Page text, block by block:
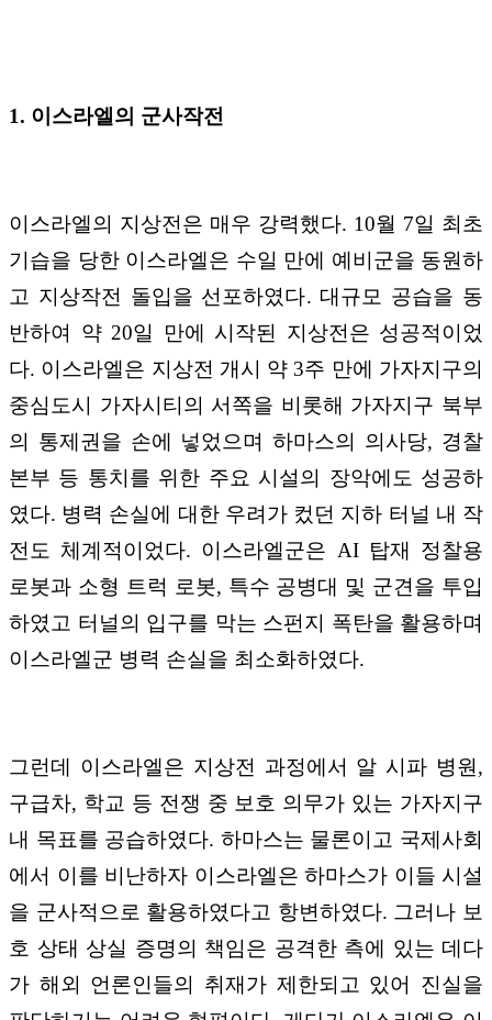
1. 이스라엘의 군사작전
이스라엘의 지상전은 매우 강력했다. 10월 7일 최초
기습을 당한 이스라엘은 수일 만에 예비군을 동원하
고 지상작전 돌입을 선포하였다. 대규모 공습을 동
반하여 약 20일 만에 시작된 지상전은 성공적이었
다. 이스라엘은 지상전 개시 약 3주 만에 가자지구의
중심도시 가자시티의 서쪽을 비롯해 가자지구 북부
의 통제권을 손에 넣었으며 하마스의 의사당, 경찰
본부 등 통치를 위한 주요 시설의 장악에도 성공하
였다. 병력 손실에 대한 우려가 컸던 지하 터널 내 작
전도 체계적이었다. 이스라엘군은 AI 탑재 정찰용
로봇과 소형 트럭 로봇, 특수 공병대 및 군견을 투입
하였고 터널의 입구를 막는 스펀지 폭탄을 활용하며
이스라엘군 병력 손실을 최소화하였다.
그런데 이스라엘은 지상전 과정에서 알 시파 병원,
구급차, 학교 등 전쟁 중 보호 의무가 있는 가자지구
내 목표를 공습하였다. 하마스는 물론이고 국제사회
에서 이를 비난하자 이스라엘은 하마스가 이들 시설
을 군사적으로 활용하였다고 항변하였다. 그러나 보
호 상태 상실 증명의 책임은 공격한 측에 있는 데다
가 해외 언론인들의 취재가 제한되고 있어 진실을